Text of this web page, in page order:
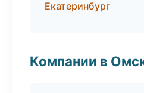
Екатеринбург
Компании в